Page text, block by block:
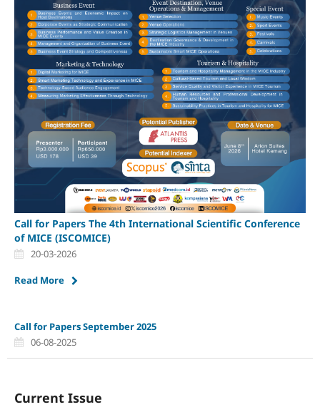
Call for Papers The 4th International Scientific Conference
of MICE (ISCOMICE)
20-03-2026
Read More
Call for Papers September 2025
06-08-2025
Current Issue